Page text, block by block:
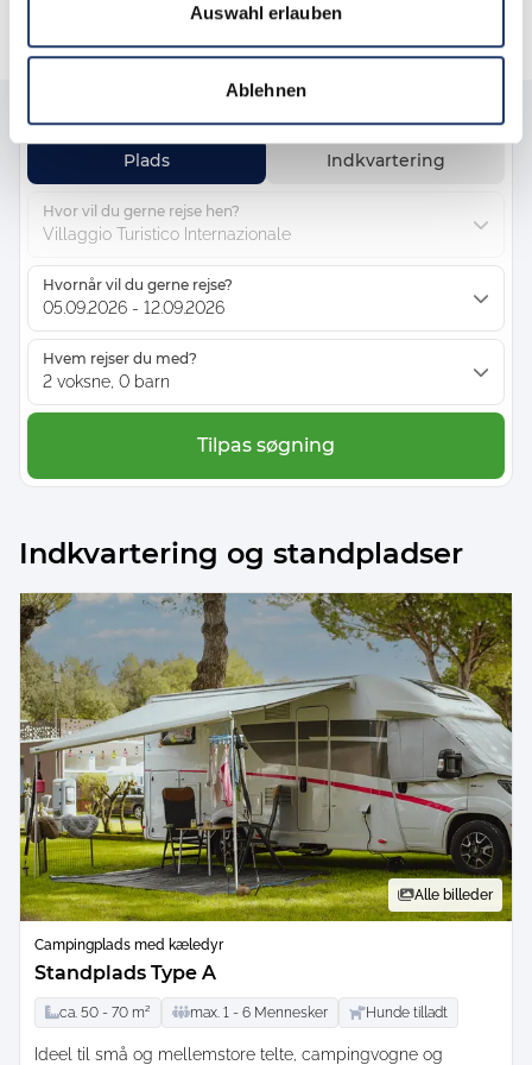
Auswahl erlauben
Ablehnen
Plads Indkvartering
Hvor vil du gerne rejse hen?
Villaggio Turistico Internazionale
Hvornår vil du gerne rejse?
05.09.2026 - 12.09.2026
Hvem rejser du med?
2 voksne, 0 barn
Tilpas søgning
Indkvartering og standpladser
Alle billeder
Campingplads med kæledyr
Standplads Type A
ca. 50 - 70 m² max. 1 - 6 Mennesker Hunde tilladt
Ideel til små og mellemstore telte, campingvogne og